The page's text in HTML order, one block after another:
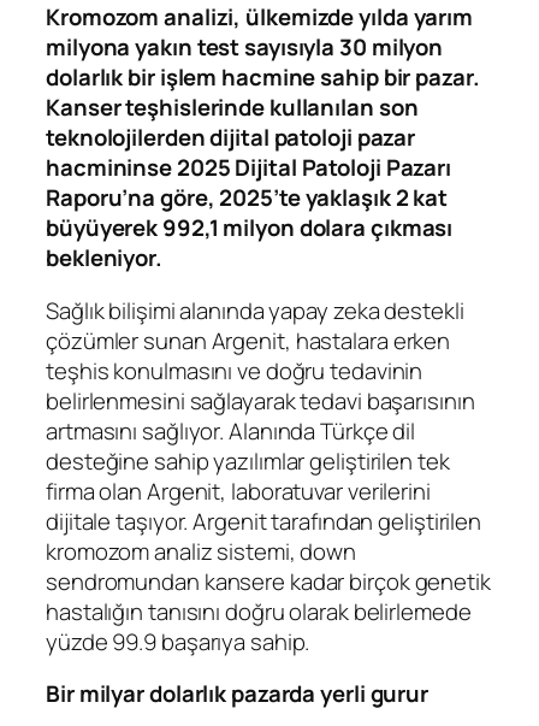
Kromozom analizi, ülkemizde yılda yarım
milyona yakın test sayısıyla 30 milyon
dolarlık bir işlem hacmine sahip bir pazar.
Kanser teşhislerinde kullanılan son
teknolojilerden dijital patoloji pazar
hacmininse 2025 Dijital Patoloji Pazarı
Raporu’na göre, 2025’te yaklaşık 2 kat
büyüyerek 992,1 milyon dolara çıkması
bekleniyor.
Sağlık bilişimi alanında yapay zeka destekli
çözümler sunanArgenit, hastalara erken
teşhis konulmasını ve doğru tedavinin
belirlenmesini sağlayarak tedavi başarısının
artmasını sağlıyor.Alanında Türkçe dil
desteğine sahip yazılımlar geliştirilen tek
firma olanArgenit, laboratuvar verilerini
dijitale taşıyor. Argenit tarafından geliştirilen
kromozom analiz sistemi, down
sendromundan kansere kadar birçok genetik
hastalığın tanısını doğru olarak belirlemede
yüzde 99.9 başarıya sahip.
Bir milyar dolarlık pazarda yerli gurur